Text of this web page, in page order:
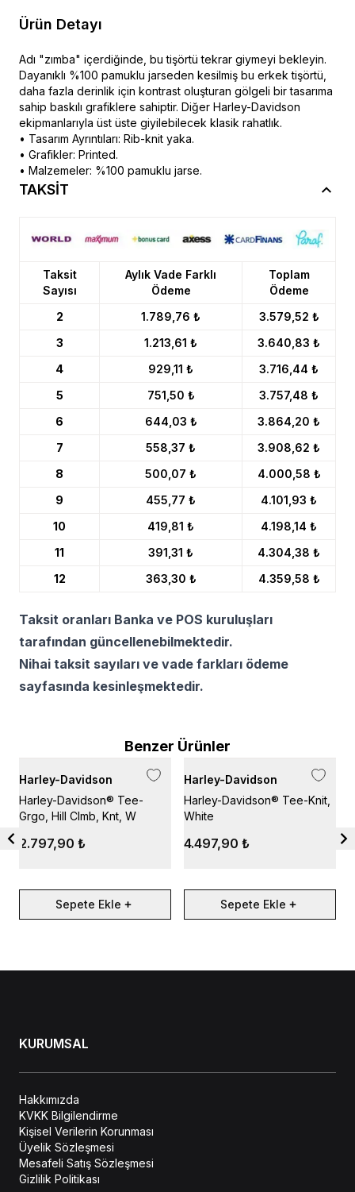
Ürün Detayı
Adı "zımba" içerdiğinde, bu tişörtü tekrar giymeyi bekleyin.
Dayanıklı %100 pamuklu jarseden kesilmiş bu erkek tişörtü,
daha fazla derinlik için kontrast oluşturan gölgeli bir tasarıma
sahip baskılı grafiklere sahiptir. Diğer Harley-Davidson
ekipmanlarıyla üst üste giyilebilecek klasik rahatlık.
• Tasarım Ayrıntıları: Rib-knit yaka.
• Grafikler: Printed.
• Malzemeler: %100 pamuklu jarse.
TAKSİT
Taksit
Sayısı
Aylık Vade Farklı
Ödeme
Toplam
Ödeme
2
1.789,76 ₺
3.579,52 ₺
3
1.213,61 ₺
3.640,83 ₺
4
929,11 ₺
3.716,44 ₺
5
751,50 ₺
3.757,48 ₺
6
644,03 ₺
3.864,20 ₺
7
558,37 ₺
3.908,62 ₺
8
500,07 ₺
4.000,58 ₺
9
455,77 ₺
4.101,93 ₺
10
419,81 ₺
4.198,14 ₺
11
391,31 ₺
4.304,38 ₺
12
363,30 ₺ 4.359,58 ₺
Taksit oranları Banka ve POS kuruluşları
tarafından güncellenebilmektedir.
Nihai taksit sayıları ve vade farkları ödeme
sayfasında kesinleşmektedir.
Benzer Ürünler
Harley-Davidson
Harley-Davidson® Tee-
Grgo, Hill Clmb, Knt, W
2.797,90 ₺
Sepete Ekle
Harley-Davidson
Harley-Davidson® Tee-Knit,
White
4.497,90 ₺
Sepete Ekle
KURUMSAL
Hakkımızda
KVKK Bilgilendirme
Kişisel Verilerin Korunması
Üyelik Sözleşmesi
Mesafeli Satış Sözleşmesi
Gizlilik Politikası